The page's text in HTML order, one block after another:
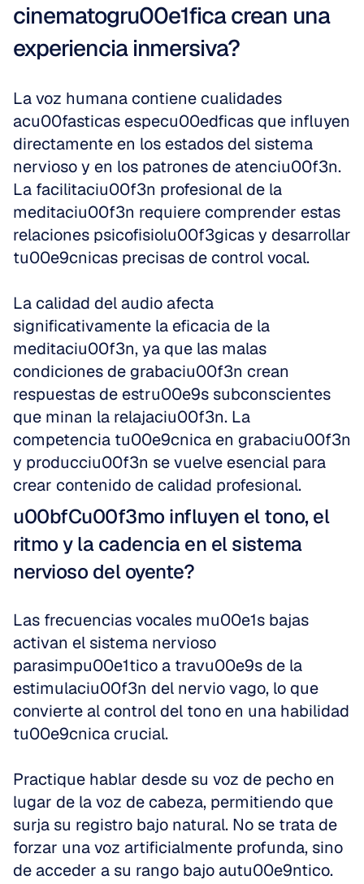
cinematogru00e1fica crean una
experiencia inmersiva?
La voz humana contiene cualidades
acu00fasticas especu00edficas que influyen
directamente en los estados del sistema
nervioso y en los patrones de atenciu00f3n.
La facilitaciu00f3n profesional de la
meditaciu00f3n requiere comprender estas
relaciones psicofisiolu00f3gicas y desarrollar
tu00e9cnicas precisas de control vocal.
La calidad del audio afecta
significativamente la eficacia de la
meditaciu00f3n, ya que las malas
condiciones de grabaciu00f3n crean
respuestas de estru00e9s subconscientes
que minan la relajaciu00f3n. La
competencia tu00e9cnica en grabaciu00f3n
y producciu00f3n se vuelve esencial para
crear contenido de calidad profesional.
u00bfCu00f3mo influyen el tono, el
ritmo y la cadencia en el sistema
nervioso del oyente?
Las frecuencias vocales mu00e1s bajas
activan el sistema nervioso
parasimpu00e1tico a travu00e9s de la
estimulaciu00f3n del nervio vago, lo que
convierte al control del tono en una habilidad
tu00e9cnica crucial.
Practique hablar desde su voz de pecho en
lugar de la voz de cabeza, permitiendo que
surja su registro bajo natural. No se trata de
forzar una voz artificialmente profunda, sino
de acceder a su rango bajo autu00e9ntico.